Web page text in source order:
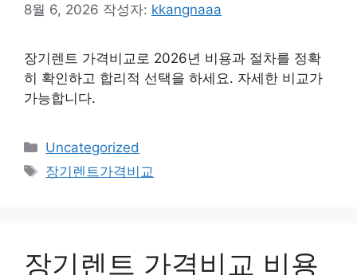
8월 6, 2026 작성자: kkangnaaa
장기렌트 가격비교로 2026년 비용과 절차를 정확
히 확인하고 합리적 선택을 하세요. 자세한 비교가
가능합니다.
카
테
고
Uncategorized
태
장기렌트가격비교
장기렌트 가격비교 비용